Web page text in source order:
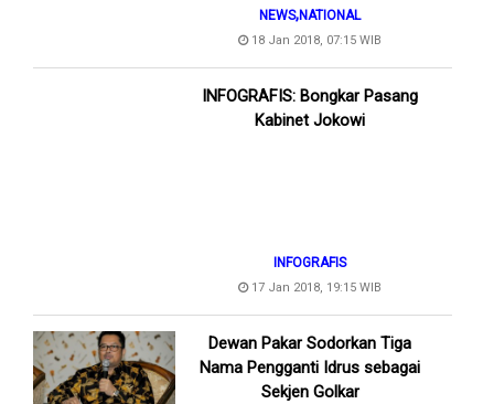
NEWS,NATIONAL
18 Jan 2018, 07:15 WIB
INFOGRAFIS: Bongkar Pasang
Kabinet Jokowi
INFOGRAFIS
17 Jan 2018, 19:15 WIB
Dewan Pakar Sodorkan Tiga
Nama Pengganti Idrus sebagai
Sekjen Golkar